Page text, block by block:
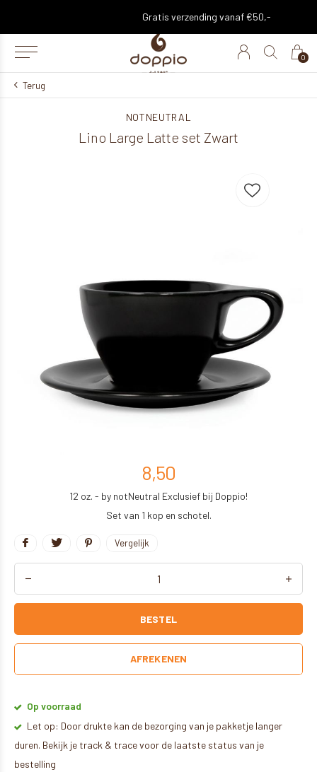
0
Gratis verzending vanaf €50,-
Terug
NOTNEUTRAL
Lino Large Latte set Zwart
8,50
12 oz. - by notNeutral Exclusief bij Doppio!
Set van 1 kop en schotel.
Vergelijk
BESTEL
AFREKENEN
Op voorraad
Let op: Door drukte kan de bezorging van je pakketje langer
duren. Bekijk je track & trace voor de laatste status van je
bestelling